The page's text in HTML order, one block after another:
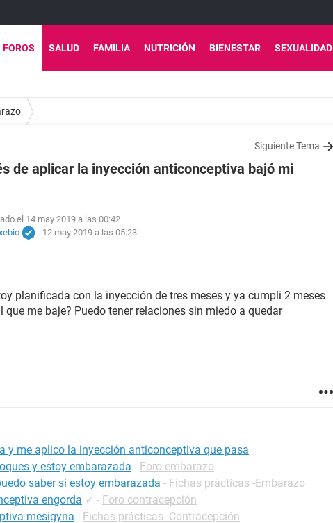
FOROS SALUD FAMILIA NUTRICIÓN BIENESTAR SEXUALIDAD
Siguiente Tema
de aplicar la inyección anticonceptiva bajó mi
el 14 may 2019 a las 00:42
- 12 may 2019 a las 05:23
planificada con la inyección de tres meses y ya cumpli 2 meses
que me baje? Puedo tener relaciones sin miedo a quedar
y me aplico la inyección anticonceptiva que pasa
y estoy embarazada - Foro embarazo
saber si estoy embarazada - Fichas prácticas -Embarazo
engorda ✓ - Foro contracepción
mesigyna - Fichas prácticas -Contracepción